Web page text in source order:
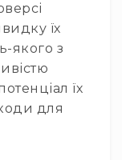
їх
якого з
їх
для